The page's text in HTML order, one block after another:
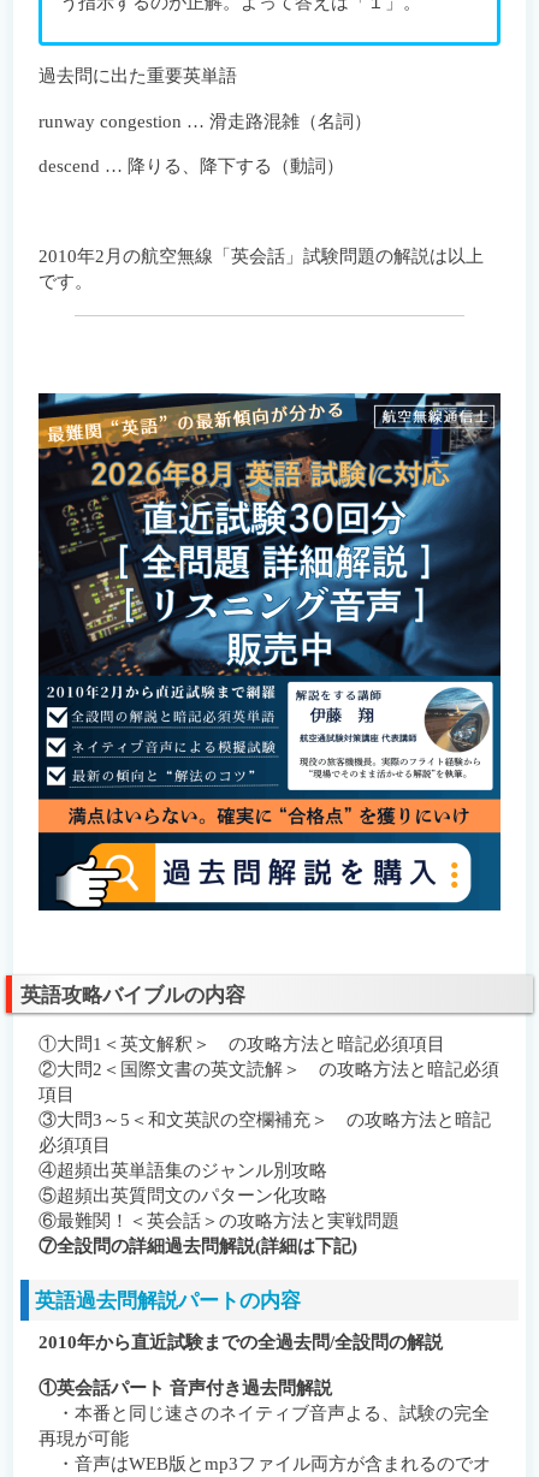
過去問に出た重要英単語
runway congestion … 滑走路混雑（名詞）
descend … 降りる、降下する（動詞）
2010年2月の航空無線「英会話」試験問題の解説は以上
です。
英語攻略バイブルの内容
①大問1＜英文解釈＞ の攻略方法と暗記必須項目
②大問2＜国際文書の英文読解＞ の攻略方法と暗記必須
項目
③大問3～5＜和文英訳の空欄補充＞ の攻略方法と暗記
必須項目
④超頻出英単語集のジャンル別攻略
⑤超頻出英質問文のパターン化攻略
⑥最難関！＜英会話＞の攻略方法と実戦問題
⑦全設問の詳細過去問解説(詳細は下記)
英語過去問解説パートの内容
2010年から直近試験までの全過去問/全設問の解説
①英会話パート 音声付き過去問解説
・本番と同じ速さのネイティブ音声よる、試験の完全
再現が可能
・音声はWEB版とmp3ファイル両方が含まれるのでオ